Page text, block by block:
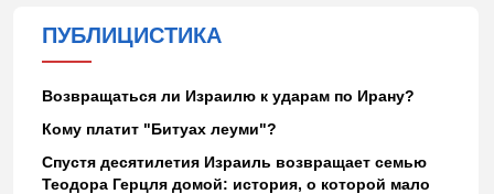
ПУБЛИЦИСТИКА
Возвращаться ли Израилю к ударам по Ирану?
Кому платит "Битуах леуми"?
Спустя десятилетия Израиль возвращает семью
Теодора Герцля домой: история, о которой мало